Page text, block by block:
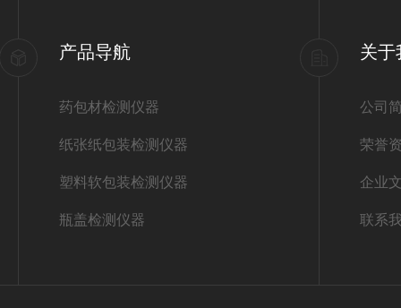
产品导航
药包材检测仪器
纸张纸包装检测仪器
塑料软包装检测仪器
瓶盖检测仪器
关于
公司
荣誉
企业
联系